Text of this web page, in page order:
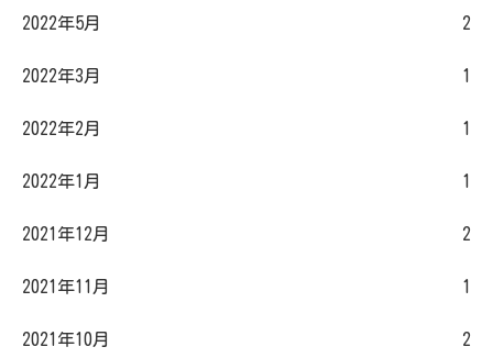
2022年5月 2
2022年3月 1
2022年2月 1
2022年1月 1
2021年12月 2
2021年11月 1
2021年10月 2